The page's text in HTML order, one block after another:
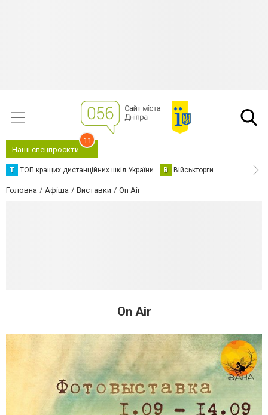
Наші спецпроєкти
11
Т ТОП кращих дистанційних шкіл України В Військторги
Головна Афіша Виставки On Air
On Air